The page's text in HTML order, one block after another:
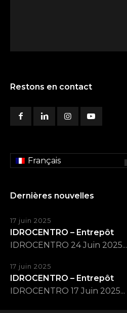
Restons en contact
Français
Dernières nouvelles
17 juin 2025
IDROCENTRO – Entrepôt
IDROCENTRO 24 Juin 2025...
17 juin 2025
IDROCENTRO – Entrepôt
IDROCENTRO 17 Juin 2025...